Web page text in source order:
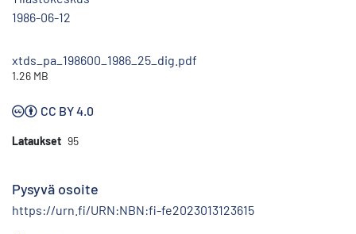
1986-06-12
xtds_pa_198600_1986_25_dig.pdf
1.26 MB
CC BY 4.0
Lataukset 95
Pysyvä osoite
https://urn.fi/URN:NBN:fi-fe2023013123615